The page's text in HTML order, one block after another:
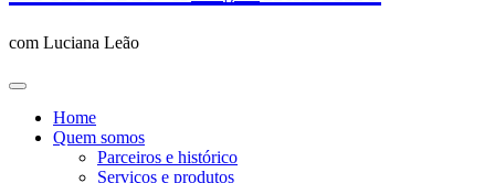
com Luciana Leão
Home
Quem somos
Parceiros e histórico
Serviços e produtos